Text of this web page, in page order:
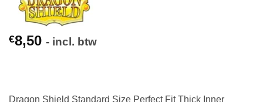
€8,50 - incl. btw
Dragon Shield Standard Size Perfect Fit Thick Inner